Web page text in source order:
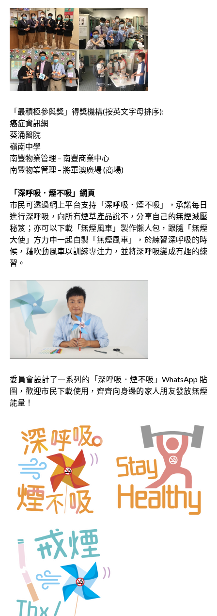
「最積極參與獎」得獎機構(按英文字母排序):
癌症資訊網
葵涌醫院
嶺南中學
南豐物業管理 – 南豐商業中心
南豐物業管理 – 將軍澳廣場 (商場)
「深呼吸．煙不吸」網頁
市民可透過網上平台支持「深呼吸．煙不吸」，承諾每日
進行深呼吸，向所有煙草產品說不，分享自己的無煙減壓
秘笈；亦可以下載「無煙風車」製作懶人包，跟隨「無煙
大使」方力申一起自製「無煙風車」，於練習深呼吸的時
候，藉吹動風車以訓練專注力，並將深呼吸變成有趣的練
習。
委員會設計了一系列的「深呼吸．煙不吸」WhatsApp 貼
圖，歡迎市民下載使用，齊齊向身邊的家人朋友發放無煙
能量！